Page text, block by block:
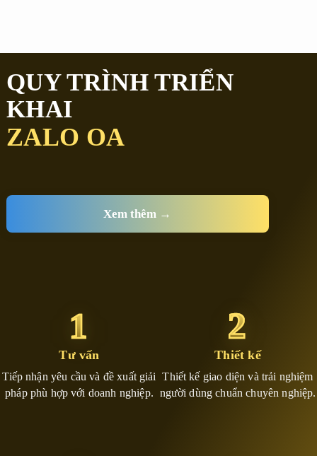
QUY TRÌNH TRIỂN
KHAI
ZALO OA
Xem thêm →
1
Tư vấn
Tiếp nhận yêu cầu và đề xuất giải
pháp phù hợp với doanh nghiệp.
2
Thiết kế
Thiết kế giao diện và trải nghiệm
người dùng chuẩn chuyên nghiệp.